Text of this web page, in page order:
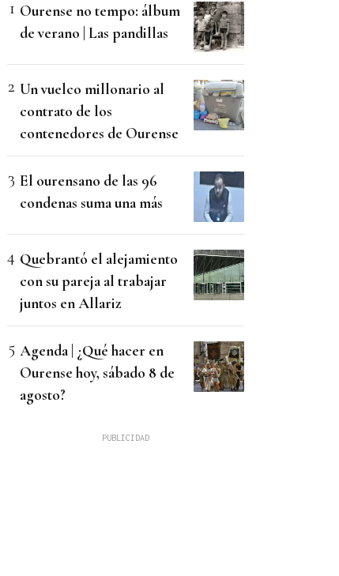
Ourense no tempo: álbum
de verano | Las pandillas
Un vuelco millonario al
contrato de los
contenedores de Ourense
El ourensano de las 96
condenas suma una más
Quebrantó el alejamiento
con su pareja al trabajar
juntos en Allariz
Agenda | ¿Qué hacer en
Ourense hoy, sábado 8 de
agosto?